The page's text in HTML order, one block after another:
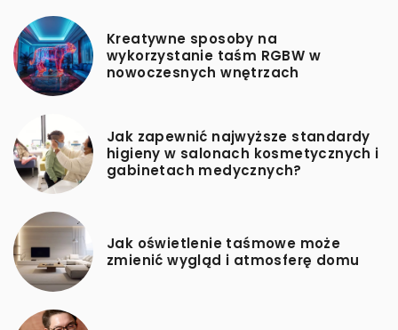
Kreatywne sposoby na
wykorzystanie taśm RGBW w
nowoczesnych wnętrzach
Jak zapewnić najwyższe standardy
higieny w salonach kosmetycznych i
gabinetach medycznych?
Jak oświetlenie taśmowe może
zmienić wygląd i atmosferę domu